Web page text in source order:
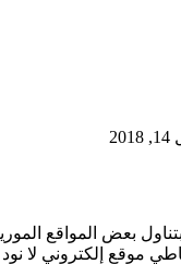
بعض المواقع
موقع إلكتروني لا